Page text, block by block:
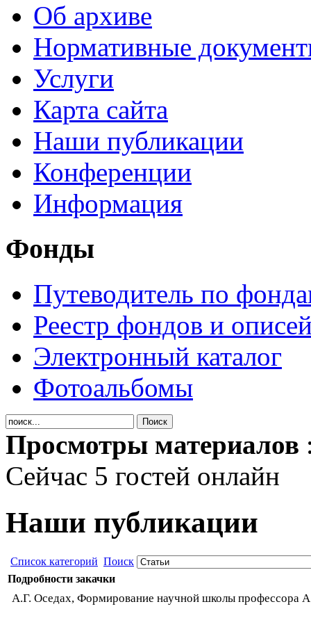
Об архиве
Нормативные
Услуги
Карта сайта
Наши публикации
Конференции
Информация
Фонды
Путеводитель по
Реестр фондов и
Электронный каталог
Фотоальбомы
Просмотры материалов
Сейчас 5 гостей онлайн
Наши публикации
Список категорий Поиск
Подробности закачки
А.Г. Оседах, Формирование научной школы